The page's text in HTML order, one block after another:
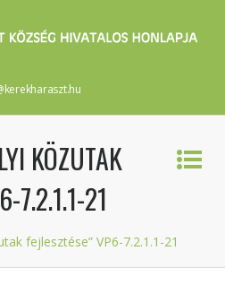
KÖZUTAK
7.2.1.1-21
fejlesztése” VP6-7.2.1.1-21